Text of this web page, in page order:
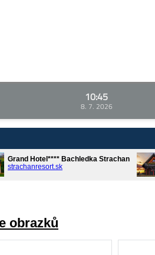
10:45
8. 7. 2026
Grand Hotel**** Bachledka Strachan
strachanresort.sk
obrazků